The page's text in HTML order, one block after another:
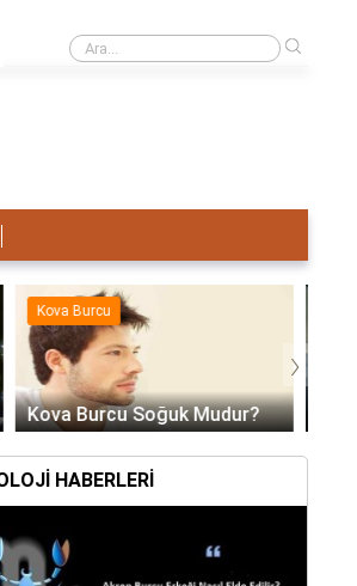
Terazi Erkeği Nasıl Sevişir?
Kova Burcu
Kova Burcu Kadını Nasıl
Erkeklerden Hoşlanır?
›
Burcu Soğuk Mudur?
HABERLERİ